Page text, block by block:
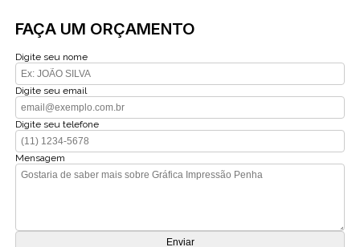
FAÇA UM ORÇAMENTO
Digite seu nome
Digite seu email
Digite seu telefone
Mensagem